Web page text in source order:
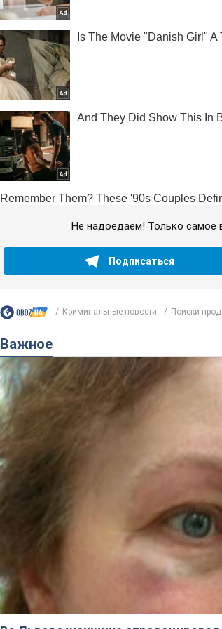
Не надоедаем! Только самое
Подписаться
Криминальные новости Поиски
Важное